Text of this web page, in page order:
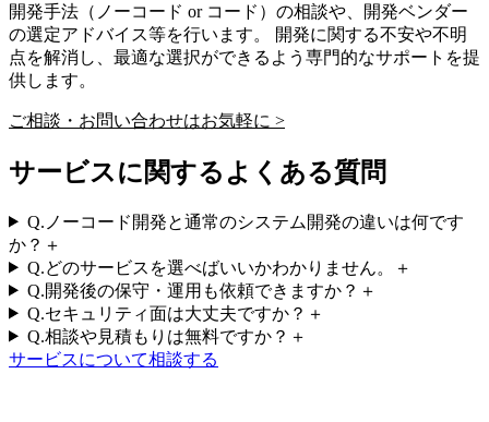
開発手法（ノーコード or コード）の相談や、開発ベンダー
の選定アドバイス等を行います。 開発に関する不安や不明
点を解消し、最適な選択ができるよう専門的なサポートを提
供します。
ご相談・お問い合わせはお気軽に >
サービスに関するよくある質問
Q. ノーコード開発と通常のシステム開発の違いは何です
か？ ＋
Q.どのサービスを選べばいいかわかりません。
＋
Q.開発後の保守・運用も依頼できますか？ ＋
Q.セキュリティ面は大丈夫ですか？ ＋
Q.相談や見積もりは無料ですか？ ＋
サービスについて相談する